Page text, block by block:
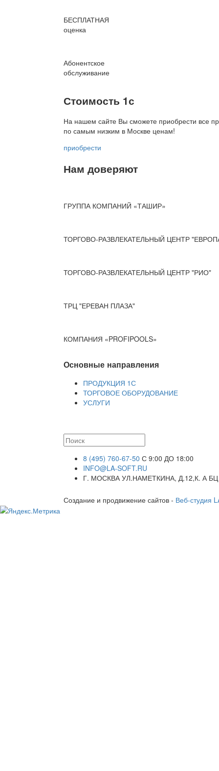
БЕСПЛАТНАЯ
оценка
Абонентское
обслуживание
Стоимость 1с
На нашем сайте Вы сможете приобрести все
по самым низким в Москве ценам!
приобрести
Нам доверяют
ГРУППА КОМПАНИЙ «ТАШИР»
ТОРГОВО-РАЗВЛЕКАТЕЛЬНЫЙ ЦЕНТР
ТОРГОВО-РАЗВЛЕКАТЕЛЬНЫЙ ЦЕНТР "РИО"
ТРЦ "ЕРЕВАН ПЛАЗА"
КОМПАНИЯ «PROFIPOOLS»
Основные направления
ПРОДУКЦИЯ 1С
ТОРГОВОЕ ОБОРУДОВАНИЕ
УСЛУГИ
8 (495) 760-67-50 С 9:00 ДО 18:00
INFO@LA-SOFT.RU
Г. МОСКВА УЛ.НАМЕТКИНА, Д.12,К. А
Создание и продвижение сайтов - Веб-студия